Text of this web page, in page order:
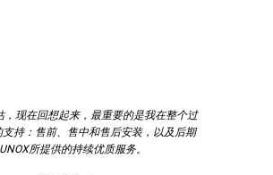
，现在回想起来，最重要的是我在整个过
持：售前、售中和售后安装，以及后期
UNOX所提供的持续优质服务。